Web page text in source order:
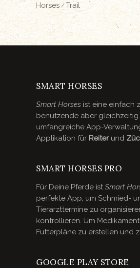
Horses Trail
SMART HORSES
Smart Horses ist eine einfach
benutzende aber gleichzeitig
umfangreiche App-
Applikation für Reiterund
SMART HORSES PRO
Für Deine Pferde ist Smart
perfekte App, um Schmied-
Tierarzttermine zu
kontrollieren. Um
Futterpläne zu erstellen und
GOOGLE PLAY STORE